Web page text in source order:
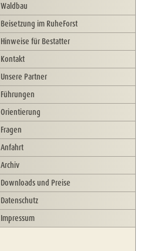
Waldbau
Beisetzung im RuheForst
Hinweise für Bestatter
Kontakt
Unsere Partner
Führungen
Orientierung
Fragen
Anfahrt
Archiv
Downloads und Preise
Datenschutz
Impressum